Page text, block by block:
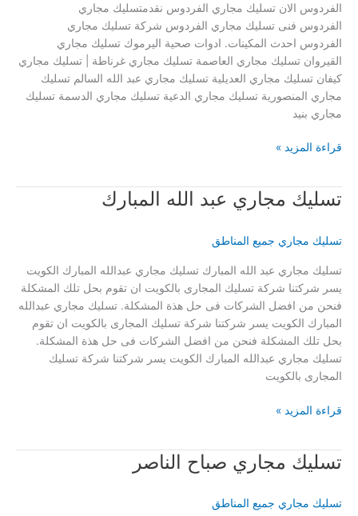
الفردوس الان تسليك مجاري الفردوس نقدمتسليك مجاري
الفردوس فنى تسليك مجاري الفردوس شركة تسليك مجاري
الفردوس احدث المكينات. ادوات صحية اليرموك تسليك مجاري
القيروان تسليك مجاري العاصمة تسليك مجاري غرناطة | تسليك مجاري
كيفان تسليك مجاري العديلية تسليك مجاري عبد الله السالم تسليك
مجاري المنصورية تسليك مجاري الدعية تسليك مجاري الدسمة تسليك
مجاري بنيد
تسليك
قراءة المزيد »
تسليك مجاري عبد الله المبارك
تسليك مجاري جميع المناطق
تسليك مجاري عبد الله المبارك تسليك مجاري عبدالله المبارك الكويت
يسر شركتنا شركة تسليك المجارى بالكويت ان تقوم بحل تلك المشكلة
فنحن من افضل الشركات فى حل هذة المشكلة. تسليك مجاري عبدالله
المبارك الكويت يسر شركتنا شركة تسليك المجارى بالكويت ان تقوم
بحل تلك المشكلة فنحن من افضل الشركات فى حل هذة المشكلة.
تسليك مجاري عبدالله المبارك الكويت يسر شركتنا شركة تسليك
المجارى بالكويت
تسليك
الله
قراءة المزيد »
تسليك مجاري صباح الناصر
تسليك مجاري جميع المناطق